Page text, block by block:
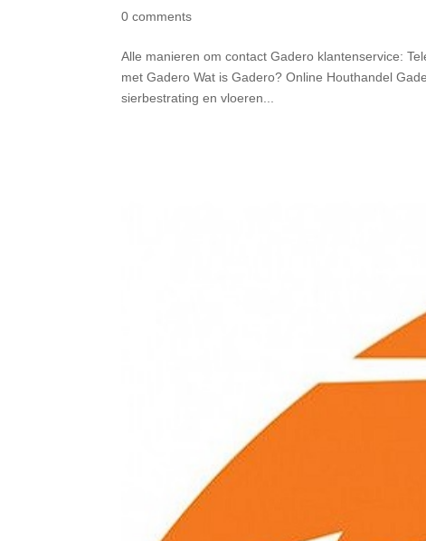
0 comments
Alle manieren om contact Gadero klantenservice:
met Gadero Wat is Gadero? Online Houthandel
sierbestrating en vloeren...